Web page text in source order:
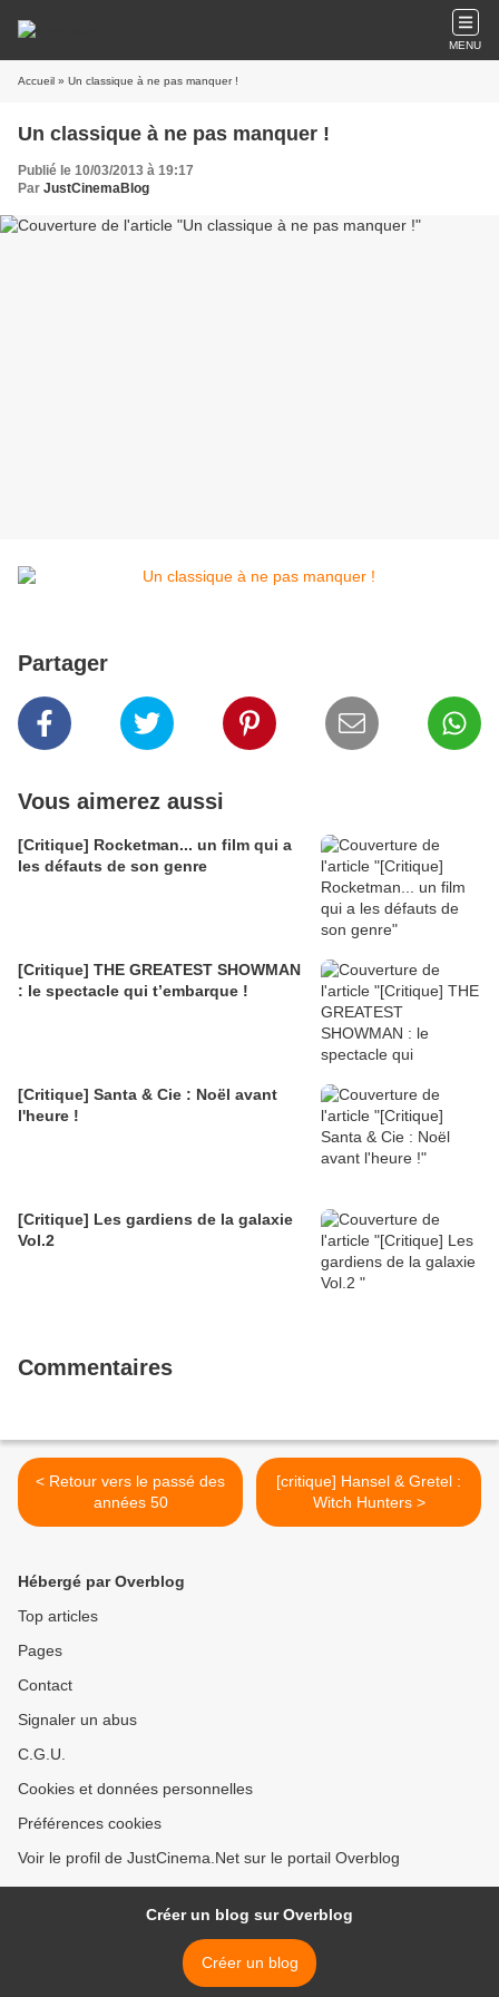
MENU
Accueil » Un classique à ne pas manquer !
Un classique à ne pas manquer !
Publié le 10/03/2013 à 19:17
Par JustCinemaBlog
Partager
Vous aimerez aussi
[Critique] Rocketman... un film qui a
les défauts de son genre
[Critique] THE GREATEST SHOWMAN
: le spectacle qui t’embarque !
[Critique] Santa & Cie : Noël avant
l'heure !
[Critique] Les gardiens de la galaxie
Vol.2
Commentaires
< Retour vers le passé des
années 50
[critique] Hansel & Gretel :
Witch Hunters >
Hébergé par Overblog
Top articles
Pages
Contact
Signaler un abus
C.G.U.
Cookies et données personnelles
Préférences cookies
Voir le profil de JustCinema.Net sur le portail Overblog
Créer un blog sur Overblog
Créer un blog